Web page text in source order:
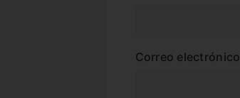
Correo electrónico